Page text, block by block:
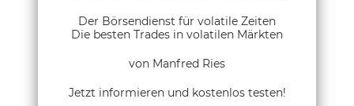
Der Börsendienst für volatile Zeiten
Die besten Trades in volatilen Märkten
von Manfred Ries
Jetzt informieren und kostenlos testen!